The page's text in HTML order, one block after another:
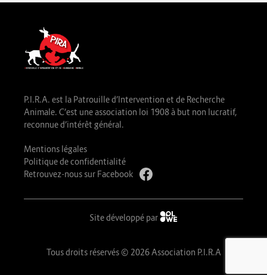
P.I.R.A. est la Patrouille d’Intervention et de Recherche
Animale. C’est une association loi 1908 à but non lucratif,
reconnue d’intérêt général.
Mentions légales
Politique de confidentialité
Retrouvez-nous sur Facebook
Site développé par
Tous droits réservés © 2026 Association P.I.R.A